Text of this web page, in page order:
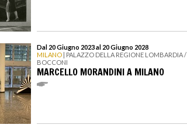
Dal 20 Giugno 2023 al 20 Giugno 2028
MILANO | PALAZZO DELLA REGIONE LOMBARDIA
BOCCONI
MARCELLO MORANDINI A MILANO